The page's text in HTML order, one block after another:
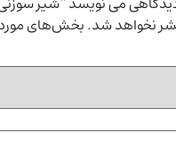
نخواهد شد.بخش‌های